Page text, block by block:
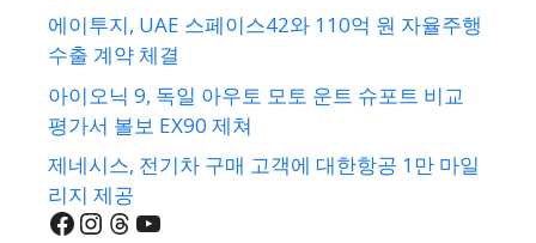
에이투지, UAE 스페이스42와 110억 원 자율주행
수출 계약 체결
아이오닉 9, 독일 아우토 모토 운트 슈포트 비교
평가서 볼보 EX90 제쳐
제네시스, 전기차 구매 고객에 대한항공 1만 마일
리지 제공
Facebook
Instagram
Threads
YouTube